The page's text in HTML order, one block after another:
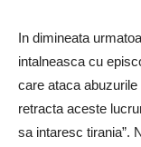
In dimineata
intalneasca cu
care ataca
retracta aceste
sa intaresc tirania”.